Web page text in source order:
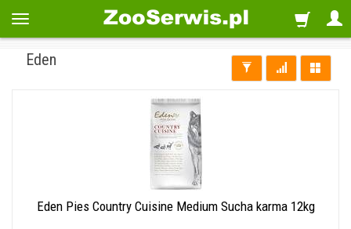
Eden
Eden Pies Country Cuisine Medium Sucha karma 12kg